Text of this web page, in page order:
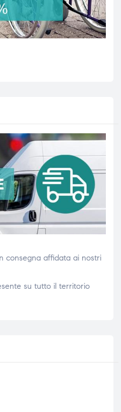
consegna affidata ai nostri
su tutto il territorio